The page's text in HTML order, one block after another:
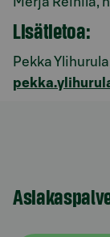
Lisätietoa:
Pekka